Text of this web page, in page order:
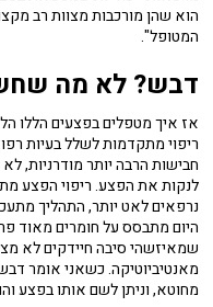
הוא שהן מורכבות מצוות רב
המטופל".
דבש? לא מה
אז איך מטפלים בפצעים הללו
ריפוי מתקדמות לשלל בעיות
חבישות הרבה יותר מודרניות,
לנקות את הפצע. ריפוי הפצע
נרפאים לאט יותר, התהליך
היום מתבסס על חומרים מאוד
שמאיזשהי סיבה חיידקים לא
מאנטיביוטיקה. כשאני אומר
מחוטא, וניתן לשם אותו בפצע